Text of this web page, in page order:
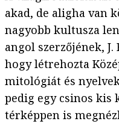
akad, de aligha van
nagyobb kultusza
angol szerzőjének,
hogy létrehozta
mitológiát és
pedig egy csinos kis
térképpen is